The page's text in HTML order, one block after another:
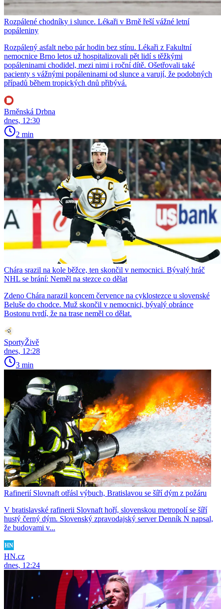
Rozpálené chodníky i slunce. Lékaři v Brně řeší vážné letní
popáleniny
Rozpálený asfalt nebo pár hodin bez stínu. Lékaři z Fakultní
nemocnice Brno letos už hospitalizovali pět lidí s těžkými
popáleninami chodidel, mezi nimi i roční dítě. Ošetřovali také
pacienty s vážnými popáleninami od slunce a varují, že podobných
případů během tropických dnů přibývá.
Brněnská Drbna
dnes, 12:30
2 min
Chára srazil na kole běžce, ten skončil v nemocnici. Bývalý hráč
NHL se brání: Neměl na stezce co dělat
Zdeno Chára narazil koncem července na cyklostezce u slovenské
Beluše do chodce. Muž skončil v nemocnici, bývalý obránce
Bostonu tvrdí, že na trase neměl co dělat.
SportyŽivě
dnes, 12:28
3 min
Rafinerií Slovnaft otřásl výbuch, Bratislavou se šíří dým z požáru
V bratislavské rafinerii Slovnaft hoří, slovenskou metropolí se šíří
hustý černý dým. Slovenský zpravodajský server Denník N napsal,
že budovami v...
HN.cz
dnes, 12:24